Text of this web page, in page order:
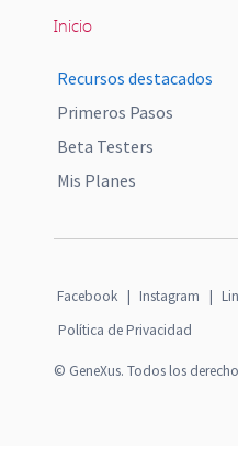
Inicio
Recursos destacados
Primeros Pasos
Beta Testers
Mis Planes
Facebook | Instagram |
Política de Privacidad
© GeneXus. Todos los